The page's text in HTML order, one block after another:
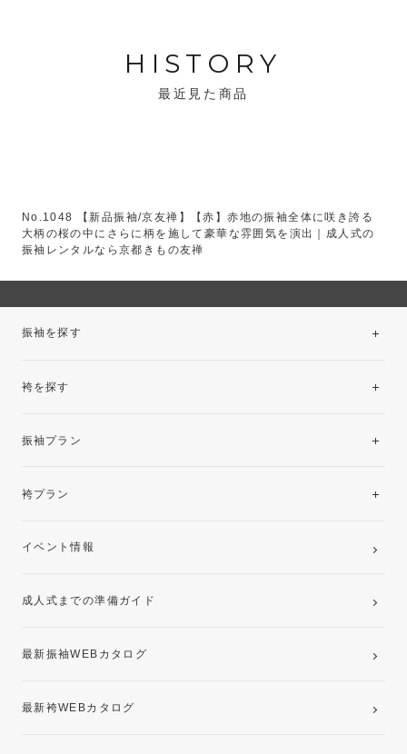
HISTORY
最近見た商品
No.1048 【新品振袖/京友禅】【赤】赤地の振袖全体に咲き誇る
大柄の桜の中にさらに柄を施して豪華な雰囲気を演出｜成人式の
振袖レンタルなら京都きもの友禅
振袖を探す
袴を探す
振袖プラン
レンタルプラン
袴プラン
卒業袴レンタルプラン
イベント情報
成人式までの準備ガイド
最新振袖WEBカタログ
最新袴WEBカタログ